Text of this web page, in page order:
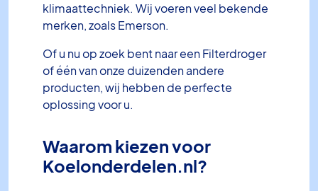
klimaattechniek. Wij voeren veel bekende
merken, zoals Emerson.
Of u nu op zoek bent naar een Filterdroger
of één van onze duizenden andere
producten, wij hebben de perfecte
oplossing voor u.
Waarom kiezen voor
Koelonderdelen.nl?